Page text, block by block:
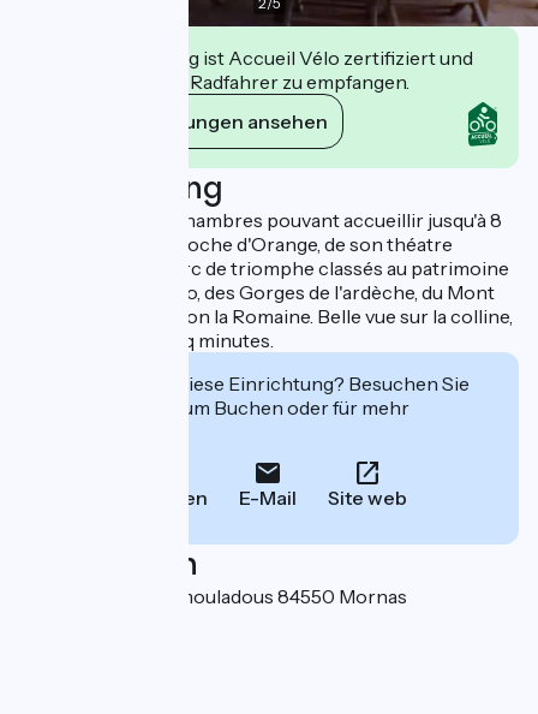
Diese Einrichtung ist Accueil Vélo zertifiziert und
verpflichtet sich, Radfahrer zu empfangen.
Ihre Verpflichtungen ansehen
Beschreibung
Logement avec 3 chambres pouvant accueillir jusqu'à 8
personnes. Très proche d'Orange, de son théatre
antique et de son arc de triomphe classés au patrimoine
mondial de l'Unesco, des Gorges de l'ardèche, du Mont
Ventoux, et de Vaison la Romaine. Belle vue sur la colline,
supermarché à cinq minutes.
Interessiert Sie diese Einrichtung? Besuchen Sie
deren Website zum Buchen oder für mehr
Anrufen E-Mail Site web
Localisation
117 chemin des Immouladous 84550 Mornas